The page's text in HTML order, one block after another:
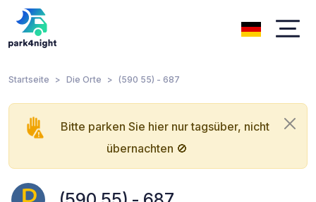
Startseite Die Orte (590 55) - 687
Bitte parken Sie hier nur tagsüber, nicht
übernachten 🚫